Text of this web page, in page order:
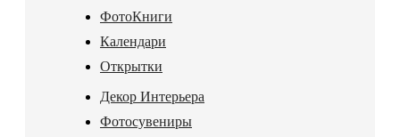
ФотоКниги
Календари
Открытки
Декор Интерьера
Фотосувениры